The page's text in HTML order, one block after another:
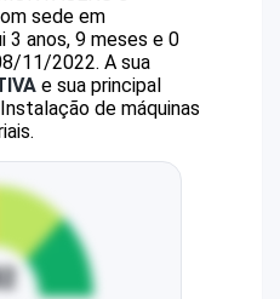
sede em
3 anos, 9 meses e 0
11/2022. A sua
e sua principal
de máquinas